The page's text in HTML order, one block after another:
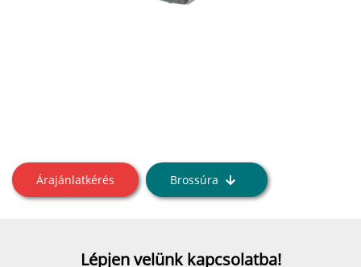
Árajánlatkérés Brossúra
Lépjen velünk kapcsolatba!